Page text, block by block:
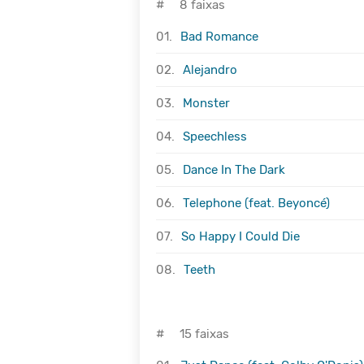
# 8 faixas
01. Bad Romance
02. Alejandro
03. Monster
04. Speechless
05. Dance In The Dark
06. Telephone (feat. Beyoncé)
07. So Happy I Could Die
08. Teeth
# 15 faixas